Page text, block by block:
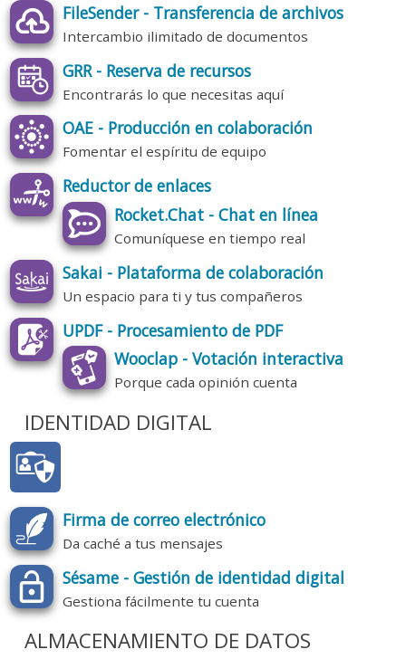
FileSender - Transferencia de archivos
Intercambio ilimitado de documentos
GRR - Reserva de recursos
Encontrarás lo que necesitas aquí
OAE - Producción en colaboración
Fomentar el espíritu de equipo
Reductor de enlaces
Rocket.Chat - Chat en línea
Comuníquese en tiempo real
Sakai - Plataforma de colaboración
Un espacio para ti y tus compañeros
UPDF - Procesamiento de PDF
Wooclap - Votación interactiva
Porque cada opinión cuenta
IDENTIDAD DIGITAL
Firma de correo electrónico
Da caché a tus mensajes
Sésame - Gestión de identidad digital
Gestiona fácilmente tu cuenta
ALMACENAMIENTO DE DATOS